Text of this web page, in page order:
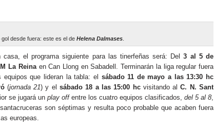
gol desde fuera: este es el de Helena Dalmases.
casa, el programa siguiente para las tinerfeñas será: Del3 al 5 de
La Reinaen Can Llong en Sabadell. Terminarán la liga regular fuera
que lideran la tabla: el sábado 11 de mayo a las 13:30 hc
(jornada 21) y elsábado 18 a las 15:00 hcvisitando alC. N. Sant
se jugará un play offentre los cuatro equipos clasificados, del 5 al 8,
son séptimas y resulta poco probable que acaben fuera
europeas.